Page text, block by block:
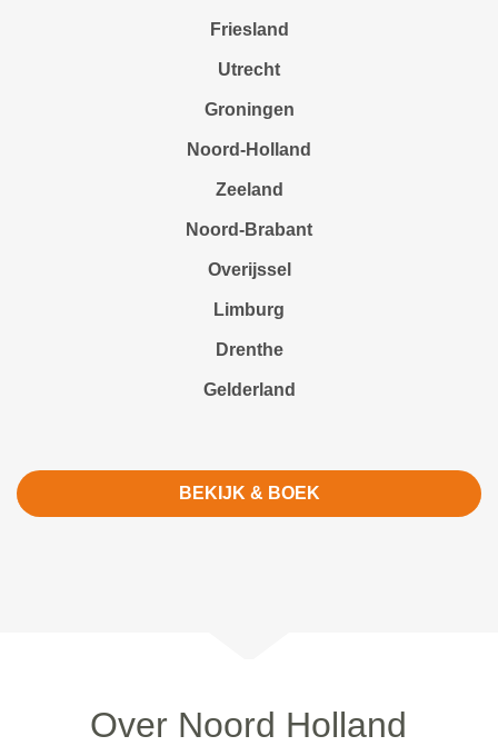
Friesland
Utrecht
Groningen
Noord-Holland
Zeeland
Noord-Brabant
Overijssel
Limburg
Drenthe
Gelderland
BEKIJK & BOEK
Over Noord Holland